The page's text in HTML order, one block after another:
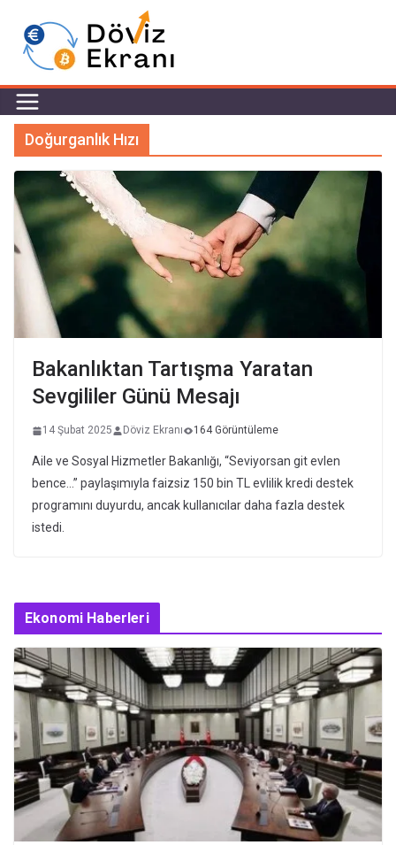
Doğurganlık Hızı
Bakanlıktan Tartışma Yaratan
Sevgililer Günü Mesajı
14 Şubat 2025 Döviz Ekranı 164 Görüntüleme
Aile ve Sosyal Hizmetler Bakanlığı, “Seviyorsan git evlen
bence…” paylaşımıyla faizsiz 150 bin TL evlilik kredi destek
programını duyurdu, ancak kullanıcılar daha fazla destek
istedi.
Ekonomi Haberleri